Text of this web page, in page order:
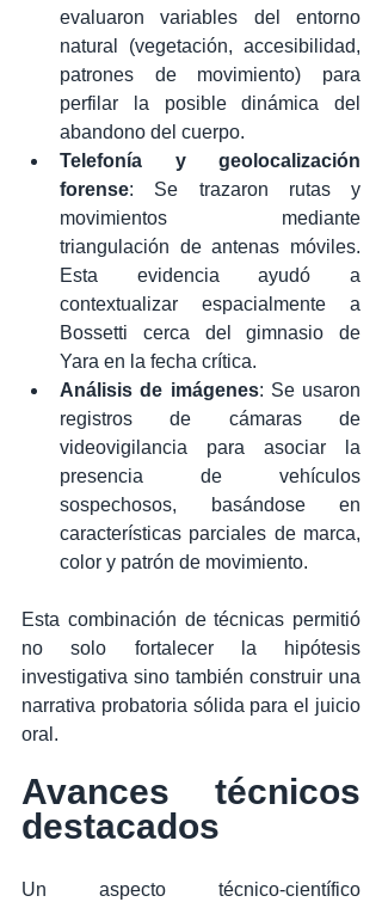
evaluaron variables del entorno
natural (vegetación, accesibilidad,
patrones de movimiento) para
perfilar la posible dinámica del
abandono del cuerpo.
Telefonía y geolocalización
forense: Se trazaron rutas y
movimientos mediante
triangulación de antenas móviles.
Esta evidencia ayudó a
contextualizar espacialmente a
Bossetti cerca del gimnasio de
Yara en la fecha crítica.
Análisis de imágenes: Se usaron
registros de cámaras de
videovigilancia para asociar la
presencia de vehículos
sospechosos, basándose en
características parciales de marca,
color y patrón de movimiento.
Esta combinación de técnicas permitió
no solo fortalecer la hipótesis
investigativa sino también construir una
narrativa probatoria sólida para el juicio
oral.
Avances técnicos
destacados
Un aspecto técnico-científico